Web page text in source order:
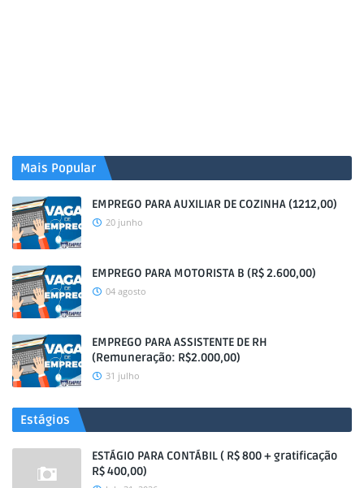
Mais Popular
EMPREGO PARA AUXILIAR DE COZINHA (1212,00)
20 junho
EMPREGO PARA MOTORISTA B (R$ 2.600,00)
04 agosto
EMPREGO PARA ASSISTENTE DE RH
(Remuneração: R$2.000,00)
31 julho
Estágios
ESTÁGIO PARA CONTÁBIL ( R$ 800 + gratificação
R$ 400,00)